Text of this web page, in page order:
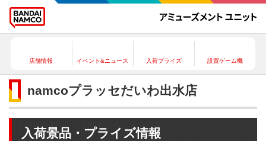
店舗情報 イベント&ニュース 入荷プライズ 設置ゲーム機
namcoプラッセだいわ出水店
入荷景品・プライズ情報